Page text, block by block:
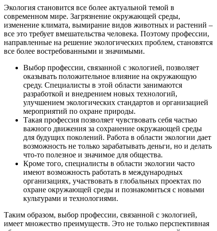
Экология становится все более актуальной темой в
современном мире. Загрязнение окружающей среды,
изменение климата, вымирание видов животных и растений –
все это требует вмешательства человека. Поэтому профессии,
направленные на решение экологических проблем, становятся
все более востребованными и значимыми.
Выбор профессии, связанной с экологией, позволяет
оказывать положительное влияние на окружающую
среду. Специалисты в этой области занимаются
разработкой и внедрением новых технологий,
улучшением экологических стандартов и организацией
мероприятий по охране природы.
Такая профессия позволяет чувствовать себя частью
важного движения за сохранение окружающей среды
для будущих поколений. Работа в области экологии дает
возможность не только зарабатывать деньги, но и делать
что-то полезное и значимое для общества.
Кроме того, специалисты в области экологии часто
имеют возможность работать в международных
организациях, участвовать в глобальных проектах по
охране окружающей среды и познакомиться с новыми
культурами и технологиями.
Таким образом, выбор профессии, связанной с экологией,
имеет множество преимуществ. Это не только перспективная